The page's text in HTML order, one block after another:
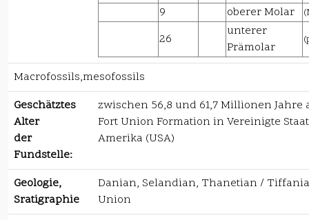
9 oberer Molar
26
unterer
Prämolar
Macrofossils,mesofossils
Geschätztes
Alter
der
Fundstelle:
zwischen 56,8 und 61,7 Millionen Jahre
Fort Union Formation in Vereinigte
Amerika (USA)
Geologie,
Sratigraphie
Danian, Selandian, Thanetian /
Union